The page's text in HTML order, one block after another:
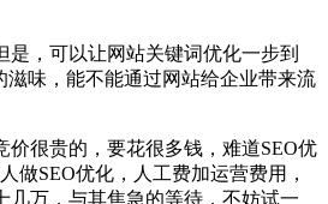
，可以让网站关键词优化一步到
滋味，能不能通过网站给企业带来流
很贵的，要花很多钱，难道SEO优
做SEO优化，人工费加运营费用，
几万，与其焦急的等待，不妨试一